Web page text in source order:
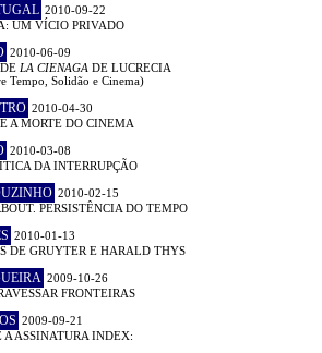
2010-09-22
UM VÍCIO PRIVADO
2010-06-09
LA CIENAGA DE LUCRECIA
Tempo, Solidão e Cinema)
2010-04-30
A MORTE DO CINEMA
2010-03-08
DA INTERRUPÇÃO
2010-02-15
PERSISTÊNCIA DO TEMPO
2010-01-13
DE GRUYTER E HARALD THYS
2009-10-26
FRONTEIRAS
2009-09-21
A ASSINATURA INDEX: